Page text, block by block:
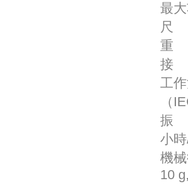
最
尺
重
接
工
（
振
小
機
10